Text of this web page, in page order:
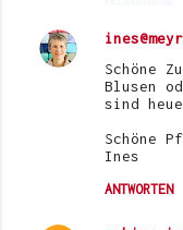
Schöne
Blusen
sind
Schöne
Ines
ANTWORTEN